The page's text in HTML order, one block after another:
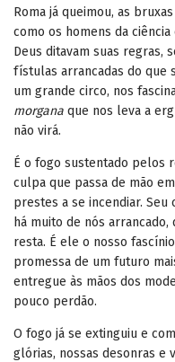
Roma já queimou, as
como os homens da
Deus ditavam suas regras,
fístulas arrancadas do que
um grande circo, nos
morgana que nos leva a
não virá.
É o fogo sustentado pelos
culpa que passa de mão
prestes a se incendiar.
há muito de nós
resta. É ele o nosso
promessa de um futuro
entregue às mãos dos
pouco perdão.
O fogo já se extinguiu e
glórias, nossas desonras e